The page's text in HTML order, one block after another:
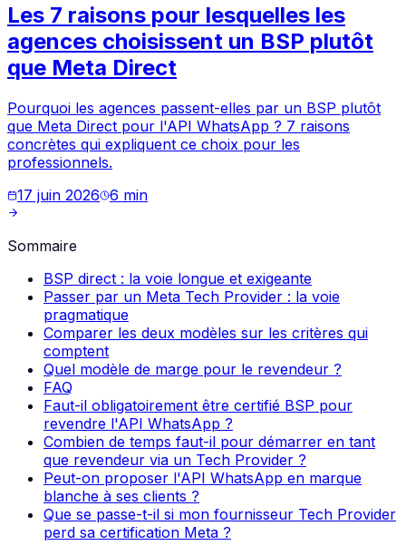
Les 7 raisons pour lesquelles les
agences choisissent un BSP plutôt
que Meta Direct
Pourquoi les agences passent-elles par un BSP plutôt
que Meta Direct pour l'API WhatsApp ? 7 raisons
concrètes qui expliquent ce choix pour les
professionnels.
17 juin 2026 6 min
Sommaire
BSP direct : la voie longue et exigeante
Passer par un Meta Tech Provider : la voie
pragmatique
Comparer les deux modèles sur les critères qui
comptent
Quel modèle de marge pour le revendeur ?
FAQ
Faut-il obligatoirement être certifié BSP pour
revendre l'API WhatsApp ?
Combien de temps faut-il pour démarrer en tant
que revendeur via un Tech Provider ?
Peut-on proposer l'API WhatsApp en marque
blanche à ses clients ?
Que se passe-t-il si mon fournisseur Tech Provider
perd sa certification Meta ?